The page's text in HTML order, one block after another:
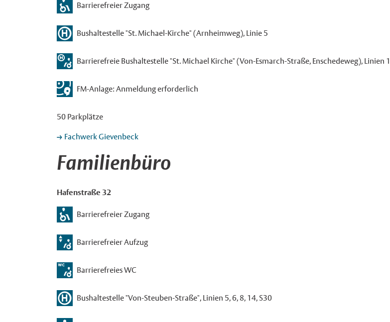
Barrierefreier Zugang
Bushaltestelle "St. Michael-Kirche" (Arnheimweg), Linie 5
Barrierefreie Bushaltestelle "St. Michael Kirche" (Von-Esmarch-Straße, Enschedeweg), Linien
FM-Anlage: Anmeldung erforderlich
50 Parkplätze
Fachwerk Gievenbeck
Familienbüro
Hafenstraße 32
Barrierefreier Zugang
Barrierefreier Aufzug
Barrierefreies WC
Bushaltestelle "Von-Steuben-Straße", Linien 5, 6, 8, 14, S30